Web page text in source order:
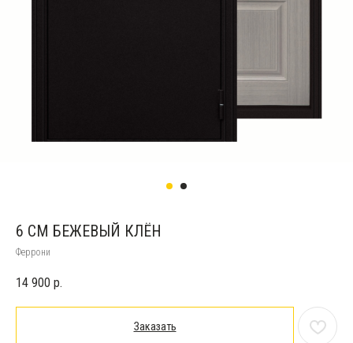
6 СМ БЕЖЕВЫЙ КЛЁН
Феррони
14 900 р.
Заказать